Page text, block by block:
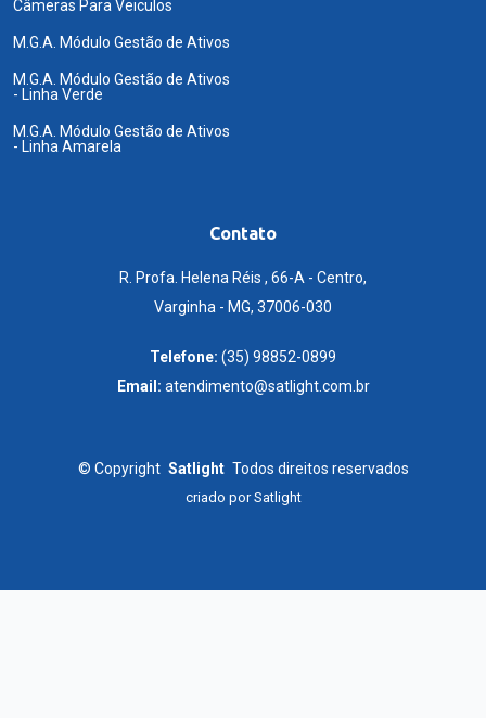
Câmeras Para Veiculos
M.G.A. Módulo Gestão de Ativos
M.G.A. Módulo Gestão de Ativos
- Linha Verde
M.G.A. Módulo Gestão de Ativos
- Linha Amarela
Contato
R. Profa. Helena Réis , 66-A - Centro,
Varginha - MG, 37006-030
Telefone: (35) 98852-0899
Email: atendimento@satlight.com.br
© Copyright Satlight Todos direitos reservados
criado porSatlight